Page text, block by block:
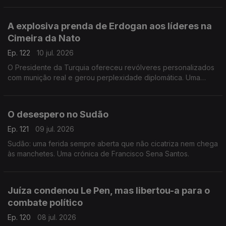
A explosiva prenda de Erdogan aos líderes na
Cimeira da Nato
Ep. 122
10 jul. 2026
O Presidente da Turquia ofereceu revólveres personalizados
com munição real e gerou perplexidade diplomática. Uma
O desespero no Sudão
Ep. 121
09 jul. 2026
Sudão: uma ferida sempre aberta que não cicatriza nem chega
às manchetes. Uma crónica de Francisco Sena Santos.
Juíza condenou Le Pen, mas libertou-a para o
combate político
Ep. 120
08 jul. 2026